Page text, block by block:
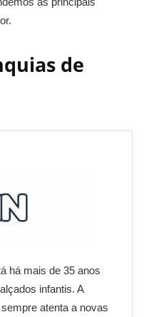
de
há mais de 35 anos
infantis. A
atenta a novas